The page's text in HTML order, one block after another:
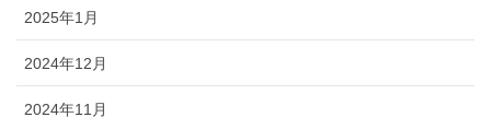
2025年1月
2024年12月
2024年11月